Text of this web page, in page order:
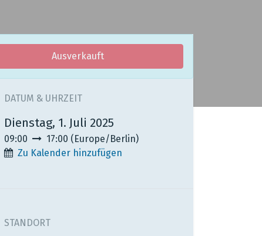
Ausverkauft
DATUM & UHRZEIT
Dienstag, 1. Juli 2025
09:00 17:00 ( Europe/Berlin)
Zu Kalender hinzufügen
STANDORT